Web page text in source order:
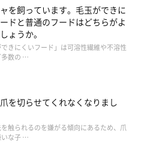
を飼っています。毛玉ができに
ドと普通のフードはどちらがよ
ょうか。
できにくいフード」は可溶性繊維や不溶性
数の …
を切らせてくれなくなりまし
触られるのを嫌がる傾向にあるため、爪
な子 …